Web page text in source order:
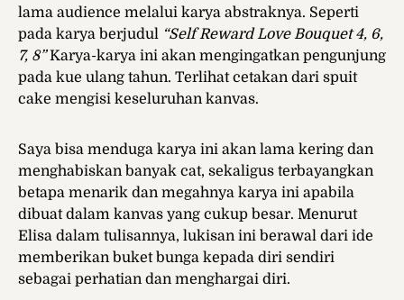
lama audience melalui karya abstraknya. Seperti
pada karya berjudul “Self Reward Love Bouquet 4, 6,
7, 8”Karya-karya ini akan mengingatkan pengunjung
pada kue ulang tahun. Terlihat cetakan dari spuit
cake mengisi keseluruhan kanvas.
Saya bisa menduga karya ini akan lama kering dan
menghabiskan banyak cat, sekaligus terbayangkan
betapa menarik dan megahnya karya ini apabila
dibuat dalam kanvas yang cukup besar. Menurut
Elisa dalam tulisannya, lukisan ini berawal dari ide
memberikan buket bunga kepada diri sendiri
sebagai perhatian dan menghargai diri.